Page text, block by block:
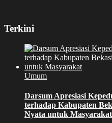
Terkini
Umum
Darsum Apresiasi
terhadap Kabupaten
Nyata untuk Masyarakat